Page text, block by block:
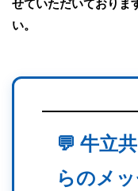
せていただいておりま
い。
💬 牛立
らのメ